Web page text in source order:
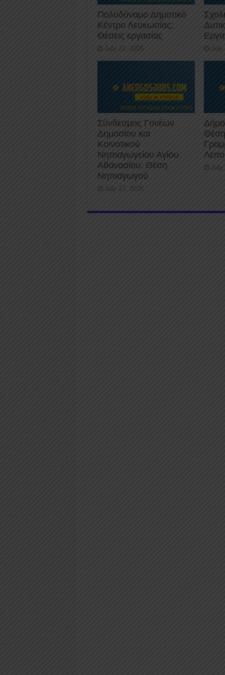
Πολυδύναμο Δημοτικό
Κέντρο Λευκωσίας:
Θέσεις εργασίας
July 22, 2026 July
Σύνδεσμος Γονέων
Δημοσίου και
Κοινοτικού
Νηπιαγωγείου Αγίου
Αθανασίου: Θέση
Νηπιαγωγού
July 17, 2026
July